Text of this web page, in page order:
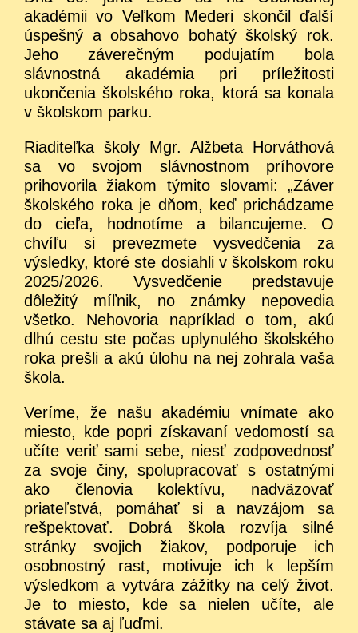
akadémii vo Veľkom Mederi skončil ďalší
úspešný a obsahovo bohatý školský rok.
Jeho záverečným podujatím bola
slávnostná akadémia pri príležitosti
ukončenia školského roka, ktorá sa konala
v školskom parku.
Riaditeľka školy Mgr. Alžbeta Horváthová
sa vo svojom slávnostnom príhovore
prihovorila žiakom týmito slovami: „Záver
školského roka je dňom, keď prichádzame
do cieľa, hodnotíme a bilancujeme. O
chvíľu si prevezmete vysvedčenia za
výsledky, ktoré ste dosiahli v školskom roku
2025/2026. Vysvedčenie predstavuje
dôležitý míľnik, no známky nepovedia
všetko. Nehovoria napríklad o tom, akú
dlhú cestu ste počas uplynulého školského
roka prešli a akú úlohu na nej zohrala vaša
škola.
Veríme, že našu akadémiu vnímate ako
miesto, kde popri získavaní vedomostí sa
učíte veriť sami sebe, niesť zodpovednosť
za svoje činy, spolupracovať s ostatnými
ako členovia kolektívu, nadväzovať
priateľstvá, pomáhať si a navzájom sa
rešpektovať. Dobrá škola rozvíja silné
stránky svojich žiakov, podporuje ich
osobnostný rast, motivuje ich k lepším
výsledkom a vytvára zážitky na celý život.
Je to miesto, kde sa nielen učíte, ale
stávate sa aj ľuďmi.